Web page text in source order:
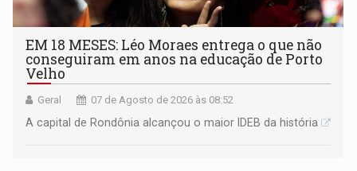
EM 18 MESES: Léo Moraes entrega o que não
conseguiram em anos na educação de Porto
Velho
Geral 07 de Agosto de 2026 às 08:52
A capital de Rondônia alcançou o maior IDEB da história